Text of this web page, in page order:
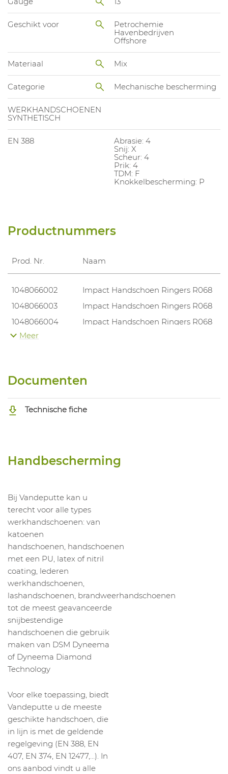
Geschikt voor
Petrochemie
Havenbedrijven
Offshore
Materiaal Mix
Categorie Mechanische bescherming
WERKHANDSCHOENEN
SYNTHETISCH
EN 388
Abrasie: 4
Snij: X
Scheur: 4
Prik: 4
TDM: F
Knokkelbescherming: P
Productnummers
Prod. Nr. Naam
1048066002
Impact Handschoen Ringers R068
1048066003
Impact Handschoen Ringers R068
1048066004
Impact Handschoen Ringers R068
1048066005
Meer
Documenten
Technische fiche
Handbescherming
Bij Vandeputte kan u
terecht voor alle types
werkhandschoenen: van
katoenen
handschoenen, handschoenen
met een PU, latex of nitril
coating, lederen
werkhandschoenen,
lashandschoenen, brandweerhandschoenen
tot de meest geavanceerde
snijbestendige
handschoenen die gebruik
maken van DSM Dyneema
of Dyneema Diamond
Technology
Voor elke toepassing, biedt
Vandeputte u de meeste
geschikte handschoen, die
in lijn is met de geldende
regelgeving (EN 388, EN
407, EN 374, EN 12477,…). In
ons aanbod vindt u alle